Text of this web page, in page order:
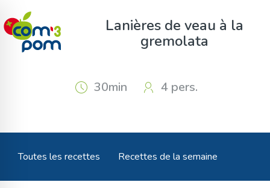
Lanières de veau à la
gremolata
30min 4 pers.
Toutes les recettes Recettes de la semaine